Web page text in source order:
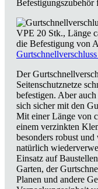
Der
Seitenschutznetze
befestigen. Aber
sich sicher mit den
Mit einer Länge von
einem verzinkten
besonders robust
natürlich
Einsatz auf
Garten, der
Planen und andere